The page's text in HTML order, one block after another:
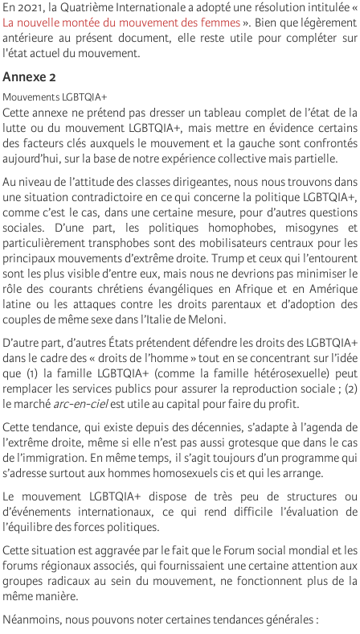
En 2021, la Quatrième Internationale a adopté une résolution intitulée «
La nouvelle montée du mouvement des femmes». Bien que légèrement
antérieure au présent document, elle reste utile pour compléter sur
l'état actuel du mouvement.
Annexe 2
Mouvements LGBTQIA+
Cette annexe ne prétend pas dresser un tableau complet de l’état de la
lutte ou du mouvement LGBTQIA+, mais mettre en évidence certains
des facteurs clés auxquels le mouvement et la gauche sont confrontés
aujourd’hui, sur la base de notre expérience collective mais partielle.
Au niveau de l’attitude des classes dirigeantes, nous nous trouvons dans
une situation contradictoire en ce qui concerne la politique LGBTQIA+,
comme c’est le cas, dans une certaine mesure, pour d’autres questions
sociales. D’une part, les politiques homophobes, misogynes et
particulièrement transphobes sont des mobilisateurs centraux pour les
principaux mouvements d’extrême droite. Trump et ceux qui l’entourent
sont les plus visible d’entre eux, mais nous ne devrions pas minimiser le
rôle des courants chrétiens évangéliques en Afrique et en Amérique
latine ou les attaques contre les droits parentaux et d’adoption des
couples de même sexe dans l’Italie de Meloni.
D’autre part, d’autres États prétendent défendre les droits des LGBTQIA+
dans le cadre des « droits de l’homme » tout en se concentrant sur l’idée
que (1) la famille LGBTQIA+ (comme la famille hétérosexuelle) peut
remplacer les services publics pour assurer la reproduction sociale ; (2)
le marché arc-en-cielest utile au capital pour faire du profit.
Cette tendance, qui existe depuis des décennies, s’adapte à l’agenda de
l’extrême droite, même si elle n’est pas aussi grotesque que dans le cas
de l’immigration. En même temps, il s’agit toujours d’un programme qui
s’adresse surtout aux hommes homosexuels cis et qui les arrange.
Le mouvement LGBTQIA+ dispose de très peu de structures ou
d’événements internationaux, ce qui rend difficile l’évaluation de
l’équilibre des forces politiques.
Cette situation est aggravée par le fait que le Forum social mondial et les
forums régionaux associés, qui fournissaient une certaine attention aux
groupes radicaux au sein du mouvement, ne fonctionnent plus de la
même manière.
Néanmoins, nous pouvons noter certaines tendances générales :